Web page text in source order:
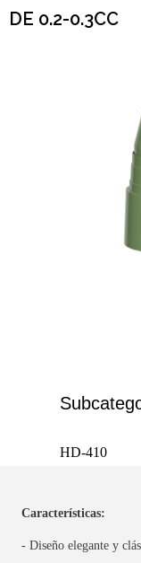
DE 0.2-0.3CC
HD-410
Características:
- Diseño elegante y